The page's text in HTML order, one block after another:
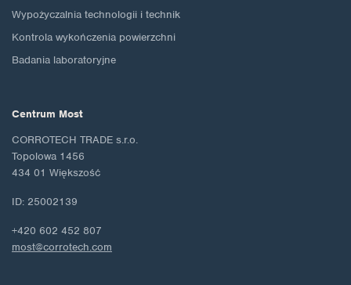
Wypożyczalnia technologii i technik
Kontrola wykończenia powierzchni
Badania laboratoryjne
Centrum Most
CORROTECH TRADE s.r.o.
Topolowa 1456
434 01 Większość
ID: 25002139
+420 602 452 807
most@corrotech.com